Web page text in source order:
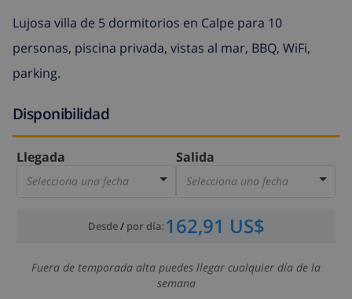
Lujosa villa de 5 dormitorios en Calpe para 10
personas, piscina privada, vistas al mar, BBQ, WiFi,
parking.
Disponibilidad
Llegada
Selecciona una fecha
Salida
Selecciona una fecha
Desde/ por día:162,91 US$
Fuera de temporada alta puedes llegar cualquier día de la
semana